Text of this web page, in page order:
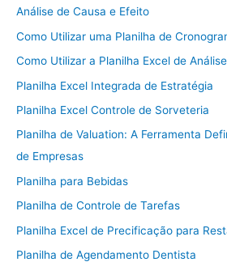
Análise de Causa e Efeito
Como Utilizar uma Planilha de
Como Utilizar a Planilha Excel de
Planilha Excel Integrada de Estratégia
Planilha Excel Controle de Sorveteria
Planilha de Valuation: A Ferramenta
de Empresas
Planilha para Bebidas
Planilha de Controle de Tarefas
Planilha Excel de Precificação para
Planilha de Agendamento Dentista